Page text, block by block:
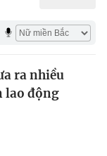
ra nhiều
lao động